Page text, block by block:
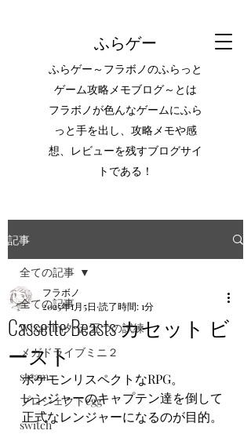
ふらゲー
ふらゲー～フラボノのふらっと
ゲーム攻略メモブログ～とは
フラボノが色んなゲームにふら
っと手を出し、攻略メモや感
想、レビューを残すブログサイ
トである！
記事
全ての記事
Wizardry外伝 五つの試練
メガドライブミニ２
steam
プロジェクトegg
switch
全ての記事
Cassette Beasts カセット ビ
ースト
フラボノ
2025年1月5日 読了時間: 1分
ポケモンリスペクトなRPG。
レンジャーのキャプテン達を倒して
正式なレンジャーになるのが目的。